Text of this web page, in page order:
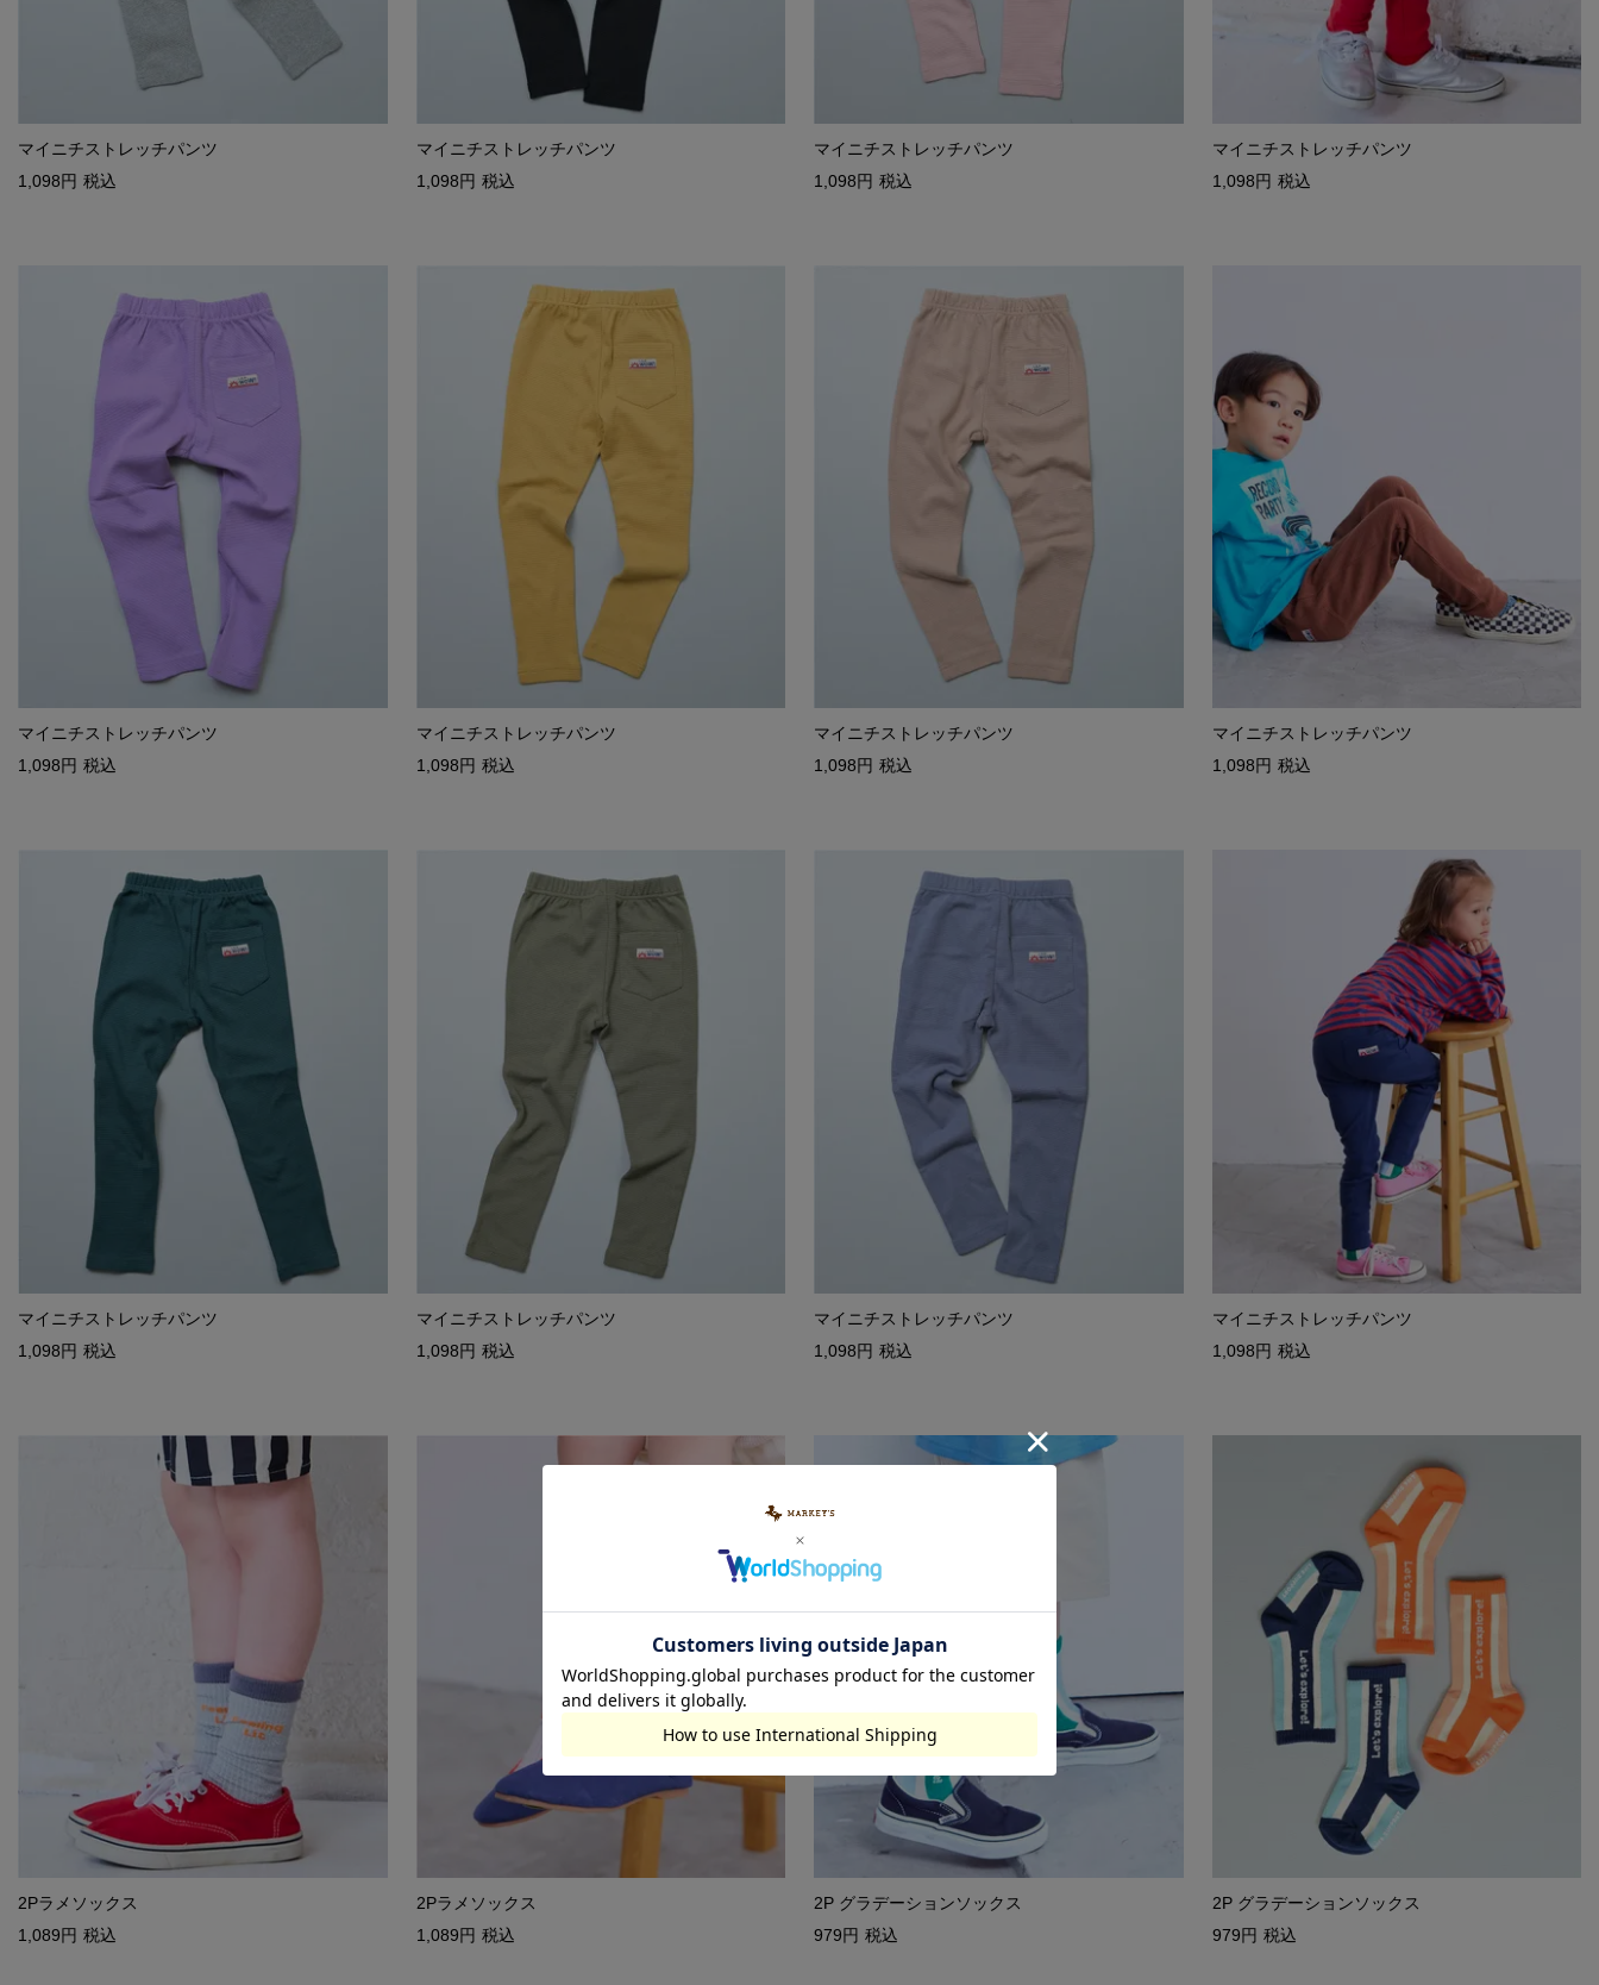
マイニチストレッチパンツ
1,098
税込
マイニチストレッチパンツ
1,098
税込
マイニチストレッチパンツ
1,098
税込
マイニチストレッチパンツ
1,098
税込
マイニチストレッチパンツ
1,098
税込
マイニチストレッチパンツ
1,098
税込
マイニチストレッチパンツ
1,098
税込
マイニチストレッチパンツ
1,098
税込
マイニチストレッチパンツ
1,098
税込
マイニチストレッチパンツ
1,098
税込
マイニチストレッチパンツ
1,098
税込
マイニチストレッチパンツ
1,098
税込
2Pラメソックス
1,089
税込
2Pラメソックス
1,089
税込
2P グラデーションソックス
979
税込
2P グラデーションソックス
979
税込